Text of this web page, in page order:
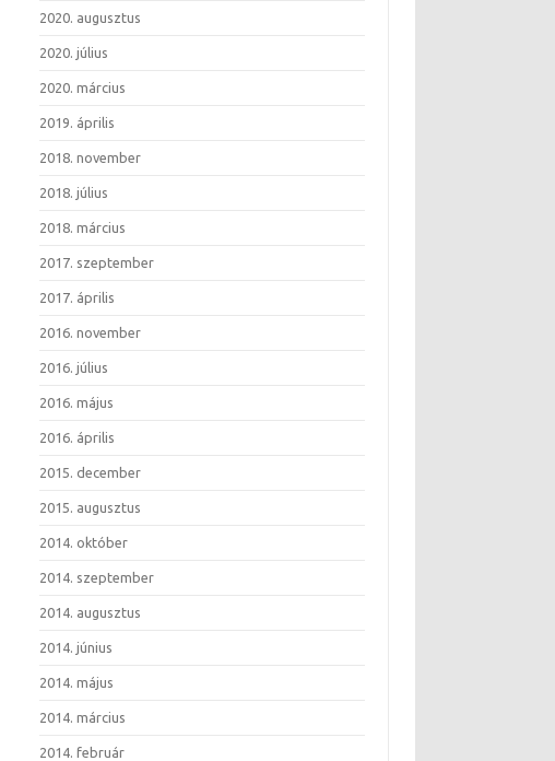
2020. augusztus
2020. július
2020. március
2019. április
2018. november
2018. július
2018. március
2017. szeptember
2017. április
2016. november
2016. július
2016. május
2016. április
2015. december
2015. augusztus
2014. október
2014. szeptember
2014. augusztus
2014. június
2014. május
2014. március
2014. február